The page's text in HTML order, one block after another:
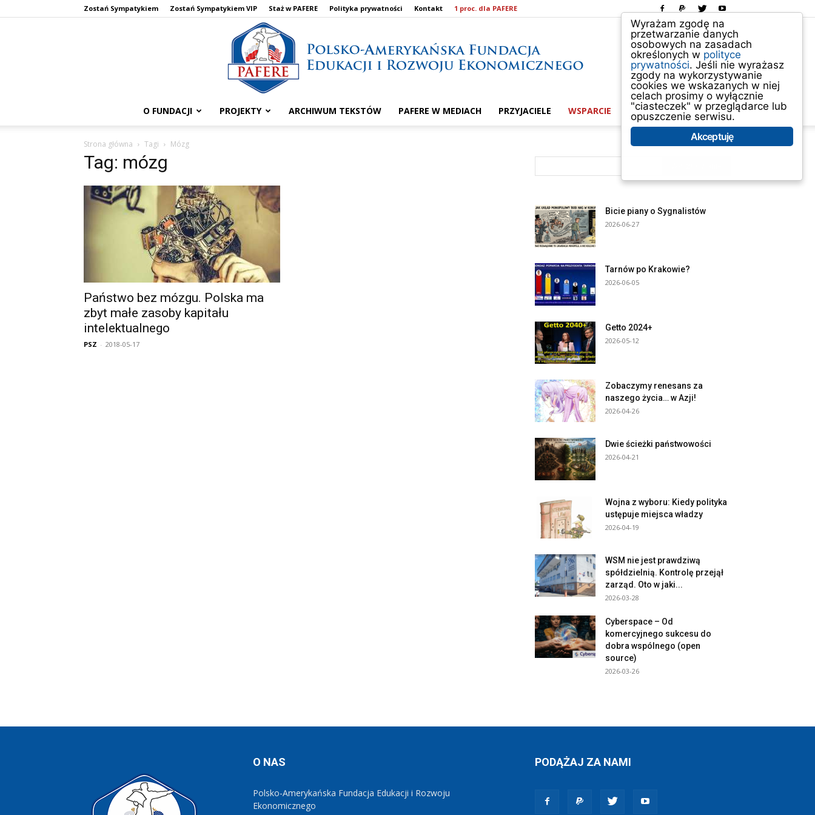
Zostań Sympatykiem Zostań Sympatykiem VIP Staż w PAFERE Polityka prywatności Kontakt 1 proc. dla PAFERE
O FUNDACJI PROJEKTY ARCHIWUM TEKSTÓW PAFERE W MEDIACH PRZYJACIELE WSPARCIE ABOUT US
Strona główna Tagi Mózg
Tag: mózg
Państwo bez mózgu. Polska ma
zbyt małe zasoby kapitału
intelektualnego
PSZ - 2018-05-17
Bicie piany o Sygnalistów
2026-06-27
Tarnów po Krakowie?
2026-06-05
Getto 2024+
2026-05-12
Zobaczymy renesans za
naszego życia… w Azji!
2026-04-26
Dwie ścieżki państwowości
2026-04-21
Wojna z wyboru: Kiedy polityka
ustępuje miejsca władzy
2026-04-19
WSM nie jest prawdziwą
spółdzielnią. Kontrolę przejął
zarząd. Oto w jaki...
2026-03-28
Cyberspace – Od
komercyjnego sukcesu do
dobra wspólnego (open
source)
2026-03-26
O NAS
Polsko-Amerykańska Fundacja Edukacji i Rozwoju
Ekonomicznego
PODĄŻAJ ZA NAMI
Wyrażam zgodę na
przetwarzanie danych
osobowych na zasadach
określonych w polityce
prywatności. Jeśli nie wyrażasz
zgody na wykorzystywanie
cookies we wskazanych w niej
celach prosimy o wyłącznie
"ciasteczek" w przeglądarce lub
opuszczenie serwisu.
Akceptuję